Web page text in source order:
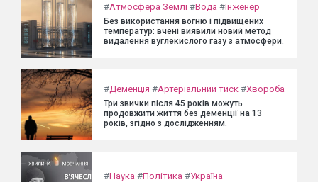
#Атмосфера Землі #Вода #Інженер
Без використання вогню і підвищених
температур: вчені виявили новий метод
видалення вуглекислого газу з атмосфери.
#Деменція #Артеріальний тиск #Хвороба
Три звички після 45 років можуть
продовжити життя без деменції на 13
років, згідно з дослідженням.
#Наука #Політика #Україна